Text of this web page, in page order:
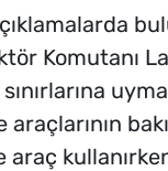
Komutanı
araç